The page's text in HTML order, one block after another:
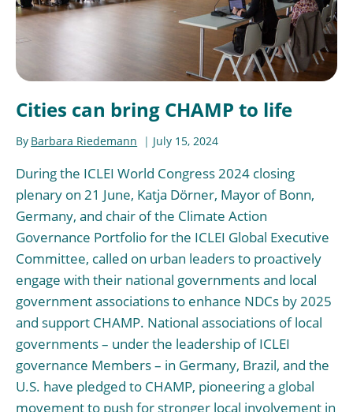
Cities can bring CHAMP to life
By Barbara Riedemann July 15, 2024
During the ICLEI World Congress 2024 closing
plenary on 21 June, Katja Dörner, Mayor of Bonn,
Germany, and chair of the Climate Action
Governance Portfolio for the ICLEI Global Executive
Committee, called on urban leaders to proactively
engage with their national governments and local
government associations to enhance NDCs by 2025
and support CHAMP. National associations of local
governments – under the leadership of ICLEI
governance Members – in Germany, Brazil, and the
U.S. have pledged to CHAMP, pioneering a global
movement to push for stronger local involvement in